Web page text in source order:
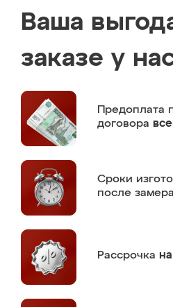
Ваша
заказе у
Предоплата
договора
Сроки
после замера
Рассрочка